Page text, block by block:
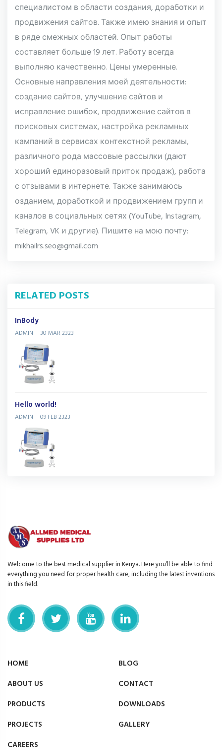
специалистом в области создания, доработки и
продвижения сайтов. Также имею знания и опыт
в ряде смежных областей. Опыт работы
составляет больше 19 лет. Работу всегда
выполняю качественно. Цены умеренные.
Основные направления моей деятельности:
создание сайтов, улучшение сайтов и
исправление ошибок, продвижение сайтов в
поисковых системах, настройка рекламных
кампаний в сервисах контекстной рекламы,
различного рода массовые рассылки (дают
хороший единоразовый приток продаж), работа
с отзывами в интернете. Также занимаюсь
озданием, доработкой и продвижением групп и
каналов в социальных сетях (YouTube, Instagram,
Telegram, VK и другие). Пишите на мою почту:
mikhailrs.seo@gmail.com
RELATED POSTS
InBody
ADMIN 30 MAR 2323
Hello world!
ADMIN 09 FEB 2323
Welcome to the best medical supplier in Kenya. Here you’ll be able to find
everything you need for proper health care, including the latest inventions
in this field.
HOME
ABOUT US
PRODUCTS
PROJECTS
CAREERS
BLOG
CONTACT
DOWNLOADS
GALLERY